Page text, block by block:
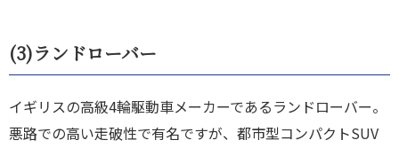
(3)ランドローバー
イギリスの高級4輪駆動車メーカーであるランドローバー。
悪路での高い走破性で有名ですが、都市型コンパクトSUV